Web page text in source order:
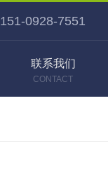
151-0928-7551
联系我们
CONTACT